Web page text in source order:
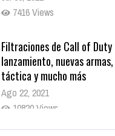
7416 Views
Filtraciones de Call of Duty
lanzamiento, nuevas
táctica y mucho más
Ago 22, 2021
10820 Views
La configuración de Call